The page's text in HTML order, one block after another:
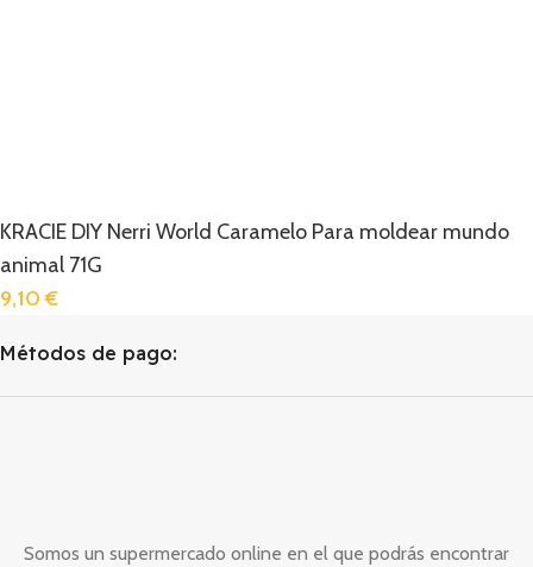
KRACIE DIY Nerri World Caramelo Para moldear mundo
animal 71G
9,10€
Métodos de pago:
Somos un supermercado online en el que podrás encontrar